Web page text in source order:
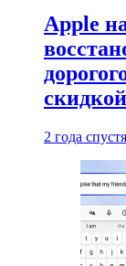
Apple
скидкой
2 года спустя